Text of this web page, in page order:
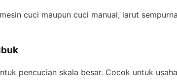
cuci maupun cuci manual, larut
pencucian skala besar. Cocok untuk